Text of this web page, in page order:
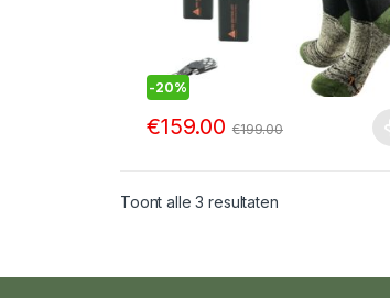
-20%
€159.00 €199.00
Toont alle 3 resultaten